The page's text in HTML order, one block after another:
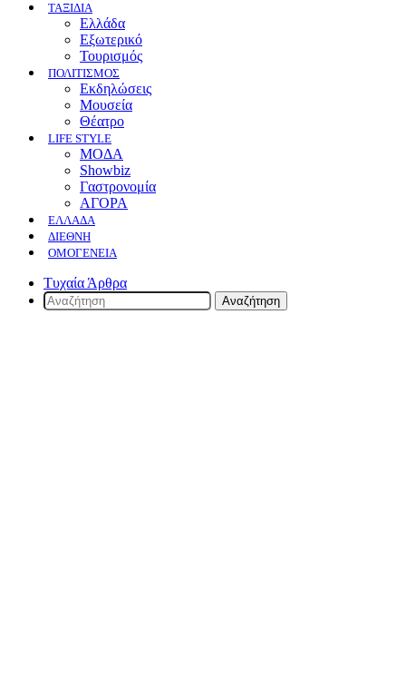
ΤΑΞΙΔΙΑ
Ελλάδα
Εξωτερικό
Τουρισμός
ΠΟΛΙΤΙΣΜΟΣ
Eκδηλώσεις
Mουσεία
Θέατρο
LIFE STYLE
ΜΟΔΑ
Showbiz
Γαστρονομία
ΑΓΟΡΑ
ΕΛΛΆΔΑ
ΔΙΕΘΝΉ
ΟΜΟΓΈΝΕΙΑ
Τυχαία Άρθρα
Αναζήτηση